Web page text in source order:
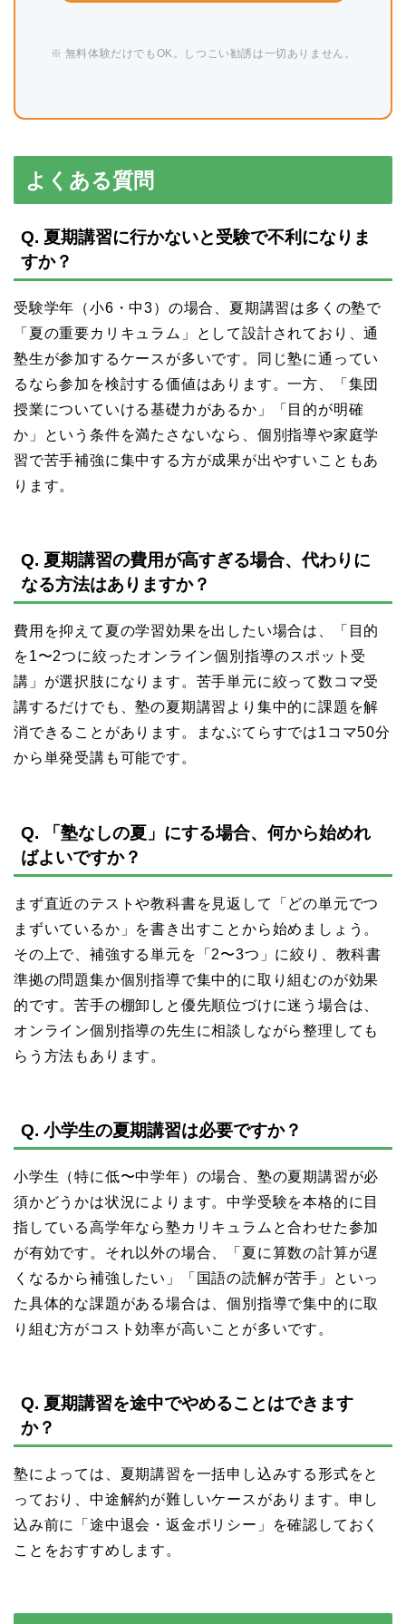
※ 無料体験だけでもOK。しつこい勧誘は一切ありません。
よくある質問
Q. 夏期講習に行かないと受験で不利になりま
すか？
受験学年（小6・中3）の場合、夏期講習は多くの塾で
「夏の重要カリキュラム」として設計されており、通
塾生が参加するケースが多いです。同じ塾に通ってい
るなら参加を検討する価値はあります。一方、「集団
授業についていける基礎力があるか」「目的が明確
か」という条件を満たさないなら、個別指導や家庭学
習で苦手補強に集中する方が成果が出やすいこともあ
ります。
Q. 夏期講習の費用が高すぎる場合、代わりに
なる方法はありますか？
費用を抑えて夏の学習効果を出したい場合は、「目的
を1〜2つに絞ったオンライン個別指導のスポット受
講」が選択肢になります。苦手単元に絞って数コマ受
講するだけでも、塾の夏期講習より集中的に課題を解
消できることがあります。まなぶてらすでは1コマ50分
から単発受講も可能です。
Q. 「塾なしの夏」にする場合、何から始めれ
ばよいですか？
まず直近のテストや教科書を見返して「どの単元でつ
まずいているか」を書き出すことから始めましょう。
その上で、補強する単元を「2〜3つ」に絞り、教科書
準拠の問題集か個別指導で集中的に取り組むのが効果
的です。苦手の棚卸しと優先順位づけに迷う場合は、
オンライン個別指導の先生に相談しながら整理しても
らう方法もあります。
Q. 小学生の夏期講習は必要ですか？
小学生（特に低〜中学年）の場合、塾の夏期講習が必
須かどうかは状況によります。中学受験を本格的に目
指している高学年なら塾カリキュラムと合わせた参加
が有効です。それ以外の場合、「夏に算数の計算が遅
くなるから補強したい」「国語の読解が苦手」といっ
た具体的な課題がある場合は、個別指導で集中的に取
り組む方がコスト効率が高いことが多いです。
Q. 夏期講習を途中でやめることはできます
か？
塾によっては、夏期講習を一括申し込みする形式をと
っており、中途解約が難しいケースがあります。申し
込み前に「途中退会・返金ポリシー」を確認しておく
ことをおすすめします。